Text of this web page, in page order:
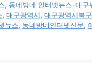
, 동네방네 인터넷뉴스-대구
,대구광역시,대구광역시북구
뉴스, 동네방네인터넷신문,